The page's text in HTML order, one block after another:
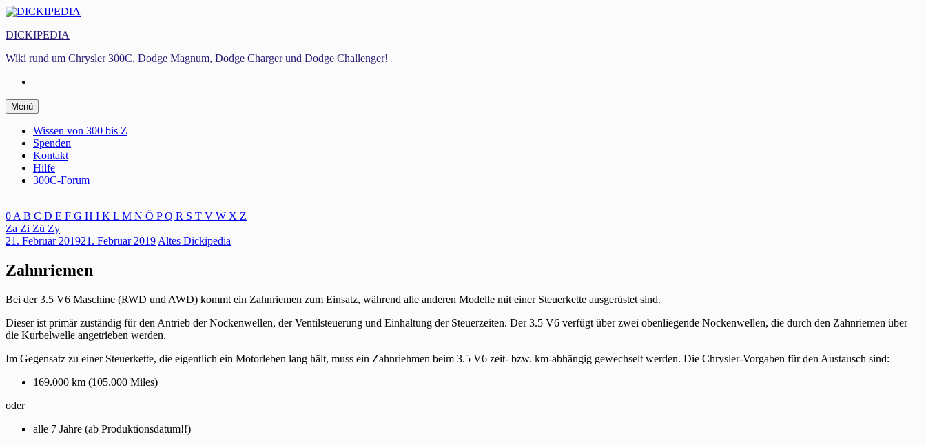
Zum
springen
DICKIPEDIA
Wiki rund um Chrysler 300C, Dodge Magnum, Dodge Charger und Dodge Challenger!
Menü Zum
Inhalt
springen
Wissen von 300 bis Z
Spenden
Kontakt
Hilfe
300C-Forum
0 A B C D E F G H I K L M N Ö PQ R S T V W X Z
Za Zi Zü Zy
21. Februar 201921. Februar 2019 Altes Dickipedia
Zahnriemen
Bei der 3.5 V6 Maschine (RWD und AWD) kommt ein Zahnriemen zum Einsatz, während alle anderen Modelle mit einer Steuerkette ausgerüstet sind.
Dieser ist primär zuständig für den Antrieb der Nockenwellen, der Ventilsteuerung und Einhaltung der Steuerzeiten. Der 3.5 V6 verfügt über zwei obenliegende Nockenwellen, die durch den Zahnriemen über
die Kurbelwelle angetrieben werden.
Im Gegensatz zu einer Steuerkette, die eigentlich ein Motorleben lang hält, muss ein Zahnriehmen beim 3.5 V6 zeit- bzw. km-abhängig gewechselt werden. Die Chrysler-Vorgaben für den Austausch sind:
169.000 km (105.000 Miles)
oder
alle 7 Jahre (ab Produktionsdatum!!)